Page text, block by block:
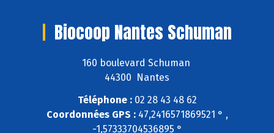
Biocoop Nantes Schuman
160 boulevard Schuman
44300 Nantes
Téléphone :02 28 43 48 62
Coordonnées GPS :47,2416571869521 ° ,
-1,57333704536895 °